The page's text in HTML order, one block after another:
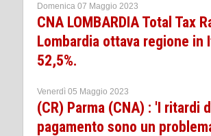
Domenica 07 Maggio 2023
CNA LOMBARDIA Total Tax
Lombardia ottava regione in
52,5%.
Venerdì 05 Maggio 2023
(CR) Parma (CNA) : 'I ritardi
pagamento sono un